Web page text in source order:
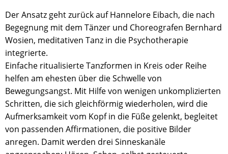
Der Ansatz geht zurück auf Hannelore Eibach, die nach
Begegnung mit dem Tänzer und Choreografen Bernhard
Wosien, meditativen Tanz in die Psychotherapie
integrierte.
Einfache ritualisierte Tanzformen in Kreis oder Reihe
helfen am ehesten über die Schwelle von
Bewegungsangst. Mit Hilfe von wenigen unkomplizierten
Schritten, die sich gleichförmig wiederholen, wird die
Aufmerksamkeit vom Kopf in die Füße gelenkt, begleitet
von passenden Affirmationen, die positive Bilder
anregen. Damit werden drei Sinneskanäle